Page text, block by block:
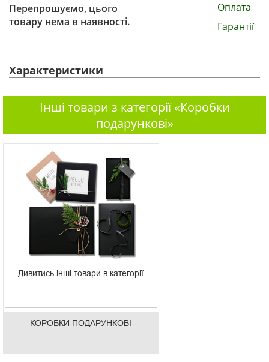
Перепрошуємо, цього
товару нема в наявності.
Оплата
Гарантії
Характеристики
Інші товари з категорії «Коробки
подарункові»
Дивитись інші товари в категорії
КОРОБКИ ПОДАРУНКОВІ